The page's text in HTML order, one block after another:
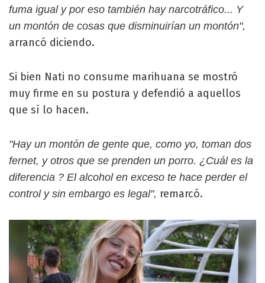
fuma igual y por eso también hay narcotráfico... Y
un montón de cosas que disminuirían un montón",
arrancó diciendo.
Si bien Nati no consume marihuana se mostró
muy firme en su postura y defendió a aquellos
que sí lo hacen.
"Hay un montón de gente que, como yo, toman dos
fernet, y otros que se prenden un porro. ¿Cuál es la
diferencia ? El alcohol en exceso te hace perder el
control y sin embargo es legal", remarcó.